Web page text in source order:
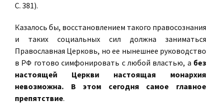
С. 381).
Казалось бы, восстановлением такого правосознания
и таких социальных сил должна заниматься
Православная Церковь, но ее нынешнее руководство
в РФ готово симфонировать с любой властью, а без
настоящей Церкви настоящая монархия
невозможна. В этом сегодня самое главное
препятствие.